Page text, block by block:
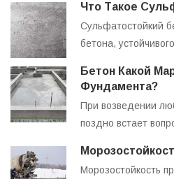
Что Такое
Сульфатостойкий
бетона,
Бетон Какой
Фундамента?
При возведении
поздно встает
Морозостойкость